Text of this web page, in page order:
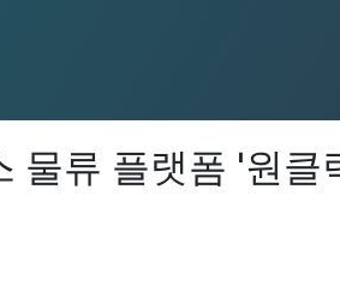
물류 플랫폼 '원클